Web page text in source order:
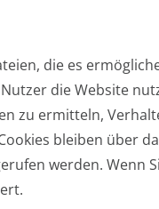
die es
die Website
zu ermitteln,
bleiben über
werden. Wenn